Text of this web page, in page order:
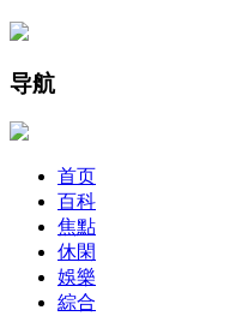
导航
首页
百科
焦點
休閑
娛樂
綜合